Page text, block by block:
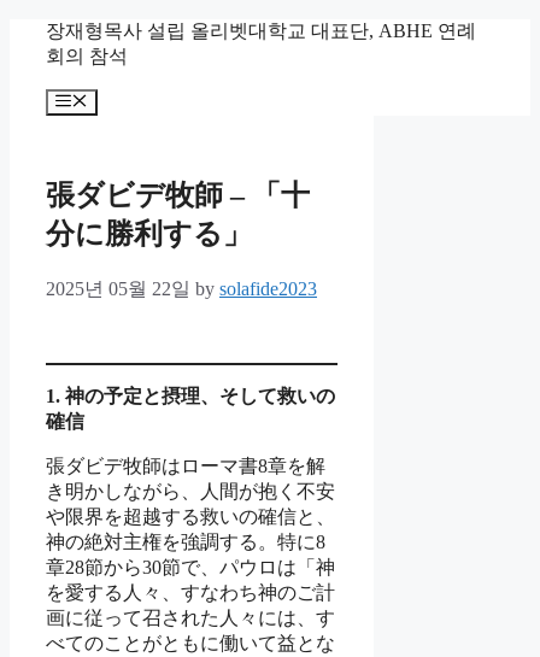
content
장재형목사 설립 올리벳대학교 대표단, ABHE 연례
회의 참석
Menu
張ダビデ牧師 – 「十
分に勝利する」
2025년 05월 22일 by solafide2023
1. 神の予定と摂理、そして救いの
確信
張ダビデ牧師はローマ書8章を解
き明かしながら、人間が抱く不安
や限界を超越する救いの確信と、
神の絶対主権を強調する。特に8
章28節から30節で、パウロは「神
を愛する人々、すなわち神のご計
画に従って召された人々には、す
べてのことがともに働いて益とな